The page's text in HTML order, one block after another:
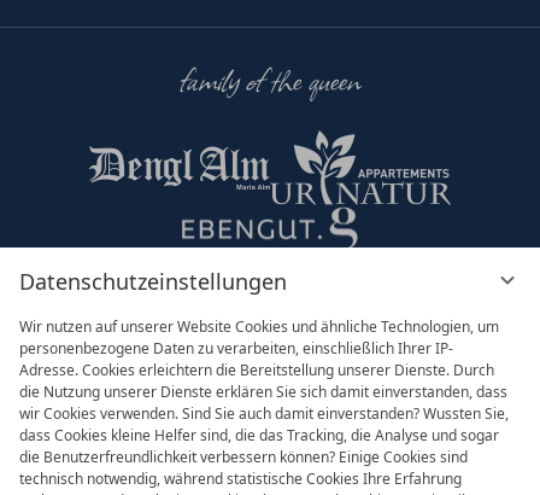
Datenschutzeinstellungen
Wir nutzen auf unserer Website Cookies und ähnliche Technologien, um
personenbezogene Daten zu verarbeiten, einschließlich Ihrer IP-
Adresse. Cookies erleichtern die Bereitstellung unserer Dienste. Durch
die Nutzung unserer Dienste erklären Sie sich damit einverstanden, dass
wir Cookies verwenden. Sind Sie auch damit einverstanden? Wussten Sie,
dass Cookies kleine Helfer sind, die das Tracking, die Analyse und sogar
die Benutzerfreundlichkeit verbessern können? Einige Cookies sind
technisch notwendig, während statistische Cookies Ihre Erfahrung
family of the queen